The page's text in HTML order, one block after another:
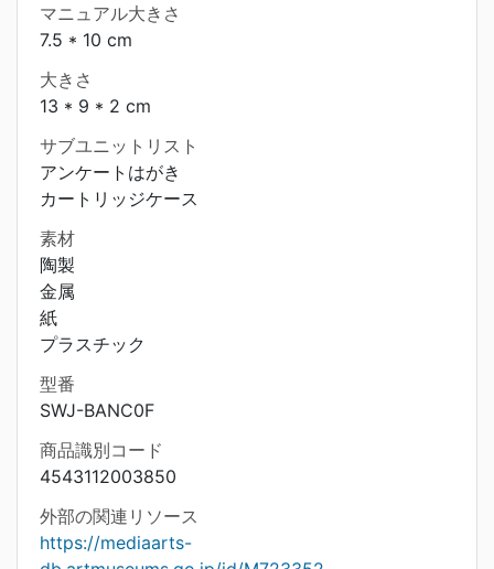
マニュアル大きさ
7.5 * 10 cm
大きさ
13 * 9 * 2 cm
サブユニットリスト
アンケートはがき
カートリッジケース
素材
陶製
金属
紙
プラスチック
型番
SWJ-BANC0F
商品識別コード
4543112003850
外部の関連リソース
https://mediaarts-